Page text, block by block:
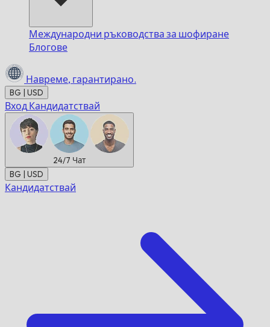
Международни ръководства за шофиране
Блогове
Навреме, гарантирано.
BG | USD
Вход Кандидатствай
24/7 Чат
BG | USD
Кандидатствай